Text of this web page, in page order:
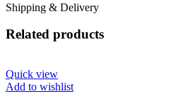
Shipping & Delivery
Related products
Quick view
Add to wishlist